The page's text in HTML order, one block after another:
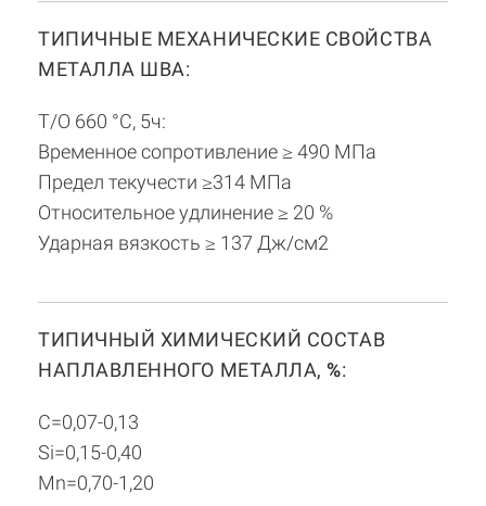
ТИПИЧНЫЕ МЕХАНИЧЕСКИЕ СВОЙСТВА
МЕТАЛЛА ШВА:
Т/О 660 °С, 5ч:
Временное сопротивление ≥ 490 МПа
Предел текучести ≥314 МПа
Относительное удлинение ≥ 20 %
Ударная вязкость ≥ 137 Дж/см2
ТИПИЧНЫЙ ХИМИЧЕСКИЙ СОСТАВ
НАПЛАВЛЕННОГО МЕТАЛЛА,%:
С=0,07-0,13
Si=0,15-0,40
Mn=0,70-1,20